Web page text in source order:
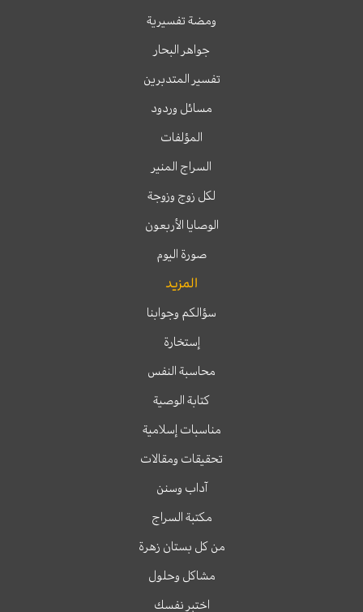
ومضة تفسيرية
جواهر البحار
تفسير المتدبرين
مسائل وردود
المؤلفات
السراج المنير
لكل زوج وزوجة
الوصايا الأربعون
صورة اليوم
المزيد
سؤالكم وجوابنا
إستخارة
محاسبة النفس
كتابة الوصية
مناسبات إسلامية
تحقيقات ومقالات
آداب وسنن
مكتبة السراج
من كل بستان زهرة
مشاكل وحلول
اختبر نفسك